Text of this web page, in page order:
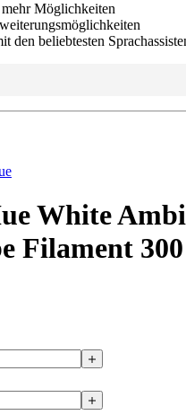
Möglichkeiten
den beliebtesten
White
Filament